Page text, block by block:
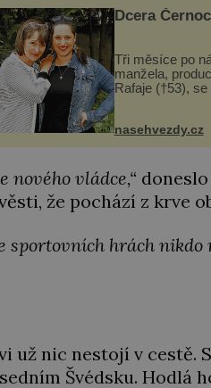
Dcera
Tři měsíce po
manžela,
Rafaje (†53),
Barbora
ozvala veřejnosti. Na
síti sdílela, že
nasehvezdy.cz
nového vládce,“
že pochází z krve
sportovních hrách nikdo
už nic nestojí v cestě.
Švédsku. Hodlá